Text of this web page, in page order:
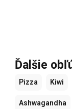
Ďalšie
Pizza Kiwi
Ashwagandha